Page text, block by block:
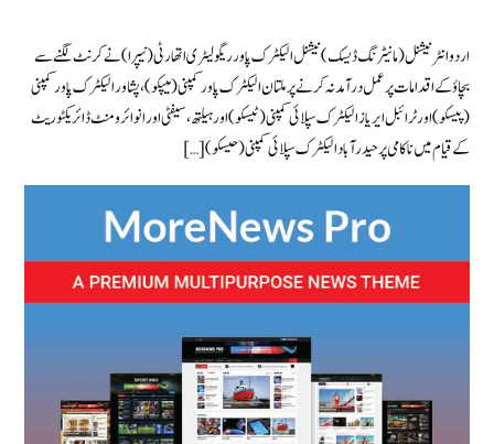
اردو انٹرنیشنل (مانیٹرنگ ڈیسک) نیشنل الیکٹرک پاور ریگولیٹری اتھارٹی (نیپرا) نےکرنٹ لگنے سے
بچاؤ کے اقدامات پر عمل درآمد نہ کرنے پر ملتان الیکٹرک پاور کمپنی (میپکو)، پشاور الیکٹرک پاور کمپنی
(پیسکو) اور ٹرائبل ایریاز الیکٹرک سپلائی کمپنی (ٹیسکو) اور ہیلتھ، سیفٹی اور انوائرومنٹ ڈائریکٹوریٹ
کے قیام میں ناکامی پر حیدرآباد الیکٹرک سپلائی کمپنی (حیسکو) […]